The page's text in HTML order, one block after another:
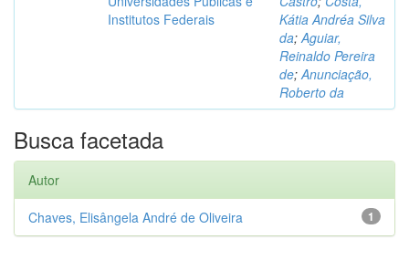
Institutos Federais
Kátia Andréa Silva
da;Aguiar,
Reinaldo Pereira
de;Anunciação,
Roberto da
Busca facetada
Autor
1
Chaves, Elisângela André de Oliveira